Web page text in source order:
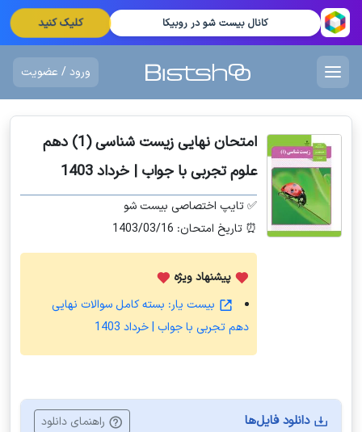
کانال بیست شو در روبیکا کلیک کنید
ورود / عضویت
امتحان نهایی زیست شناسی (1) دهم
علوم تجربی با جواب | خرداد 1403
✅ تایپ اختصاصی بیست شو
⏰ تاریخ امتحان: 1403/03/16
پیشنهاد ویژه
بیست یار: بسته کامل سوالات نهایی
دهم تجربی با جواب | خرداد 1403
دانلود فایل‌ها راهنمای دانلود